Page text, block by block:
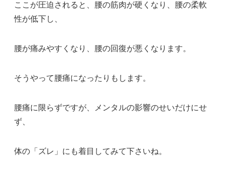
ここが圧迫されると、腰の筋肉が硬くなり、腰の柔軟
性が低下し、
腰が痛みやすくなり、腰の回復が悪くなります。
そうやって腰痛になったりもします。
腰痛に限らずですが、メンタルの影響のせいだけにせ
ず、
体の「ズレ」にも着目してみて下さいね。